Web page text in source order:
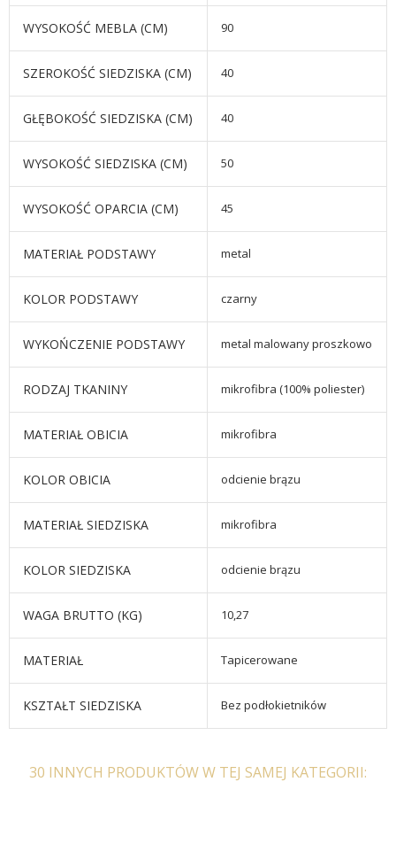
WYSOKOŚĆ MEBLA (CM) 90
SZEROKOŚĆ SIEDZISKA (CM) 40
GŁĘBOKOŚĆ SIEDZISKA (CM) 40
WYSOKOŚĆ SIEDZISKA (CM) 50
WYSOKOŚĆ OPARCIA (CM) 45
MATERIAŁ PODSTAWY metal
KOLOR PODSTAWY czarny
WYKOŃCZENIE PODSTAWY metal malowany proszkowo
RODZAJ TKANINY mikrofibra (100% poliester)
MATERIAŁ OBICIA mikrofibra
KOLOR OBICIA odcienie brązu
MATERIAŁ SIEDZISKA mikrofibra
KOLOR SIEDZISKA odcienie brązu
WAGA BRUTTO (KG) 10,27
MATERIAŁ Tapicerowane
KSZTAŁT SIEDZISKA Bez podłokietników
30 INNYCH PRODUKTÓW W TEJ SAMEJ KATEGORII: